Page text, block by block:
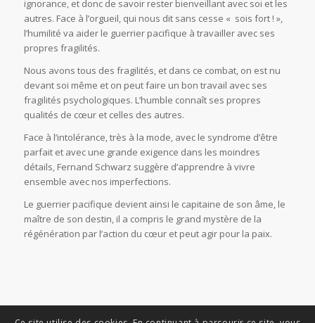
ignorance, et donc de savoir rester bienveillant avec soi et les
autres. Face à l’orgueil, qui nous dit sans cesse « sois fort ! »,
l’humilité va aider le guerrier pacifique à travailler avec ses
propres fragilités.
Nous avons tous des fragilités, et dans ce combat, on est nu
devant soi même et on peut faire un bon travail avec ses
fragilités psychologiques. L’humble connaît ses propres
qualités de cœur et celles des autres.
Face à l’intolérance, très à la mode, avec le syndrome d’être
parfait et avec une grande exigence dans les moindres
détails, Fernand Schwarz suggère d’apprendre à vivre
ensemble avec nos imperfections.
Le guerrier pacifique devient ainsi le capitaine de son âme, le
maître de son destin, il a compris le grand mystère de la
régénération par l’action du cœur et peut agir pour la paix.